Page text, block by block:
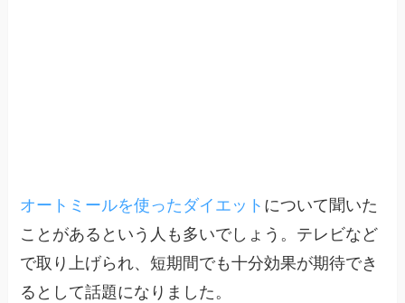
オートミールを使ったダイエット について聞いた
ことがあるという人も多いでしょう。テレビなど
で取り上げられ、短期間でも十分効果が期待でき
るとして話題になりました。